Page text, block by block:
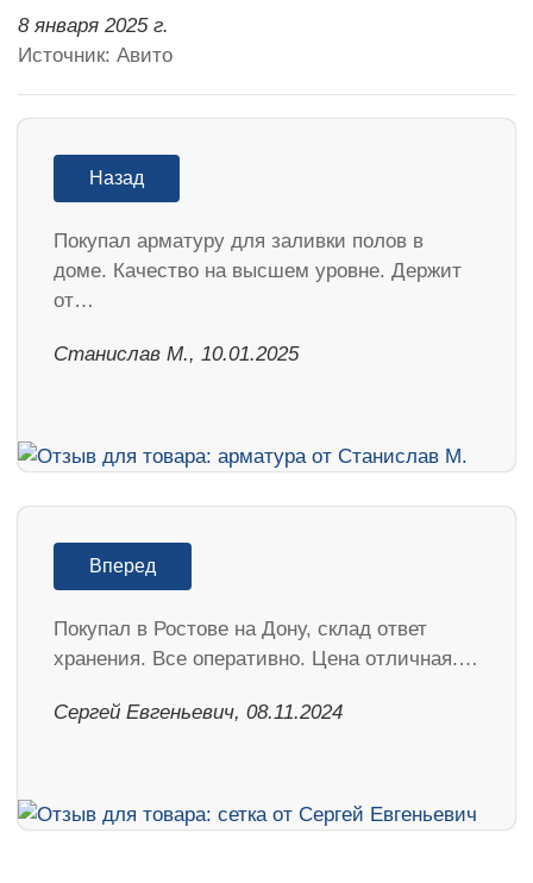
8 января 2025 г.
Источник: Авито
Назад
Покупал арматуру для заливки полов в
доме. Качество на высшем уровне. Держит
от…
Станислав М., 10.01.2025
Вперед
Покупал в Ростове на Дону, склад ответ
хранения. Все оперативно. Цена отличная.…
Сергей Евгеньевич, 08.11.2024